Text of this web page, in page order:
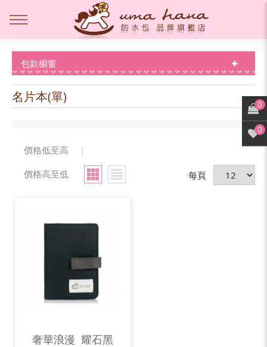
包款櫥窗
名片本(單)
價格低至高
|
價格高至低
每頁
奢華浪漫 耀石黑
0
0